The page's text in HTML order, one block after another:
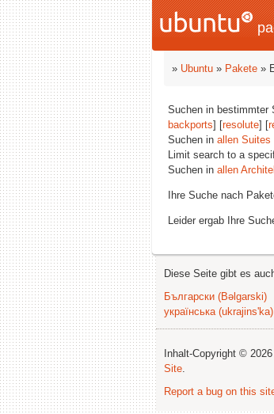
» Ubuntu » Pakete »
Suchen in bestimmter
backports] [resolute] [
Suchen in allen Suites
Limit search to a
Suchen in allen
Ihre Suche nach
Leider ergab Ihre
Diese Seite gibt es
Български (Bəlgarski)
українська (ukrajins'ka)
Inhalt-Copyright © 2026
Site.
Report a bug on this